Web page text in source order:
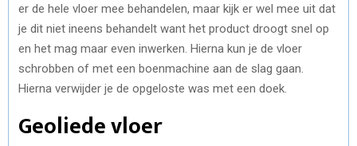
er de hele vloer mee behandelen, maar kijk er wel mee uit dat
je dit niet ineens behandelt want het product droogt snel op
en het mag maar even inwerken. Hierna kun je de vloer
schrobben of met een boenmachine aan de slag gaan.
Hierna verwijder je de opgeloste was met een doek.
Geoliede vloer